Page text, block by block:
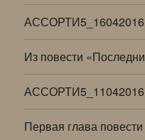
АССОРТИ5_16042016
Из повести
АССОРТИ5_11042016
Первая глава